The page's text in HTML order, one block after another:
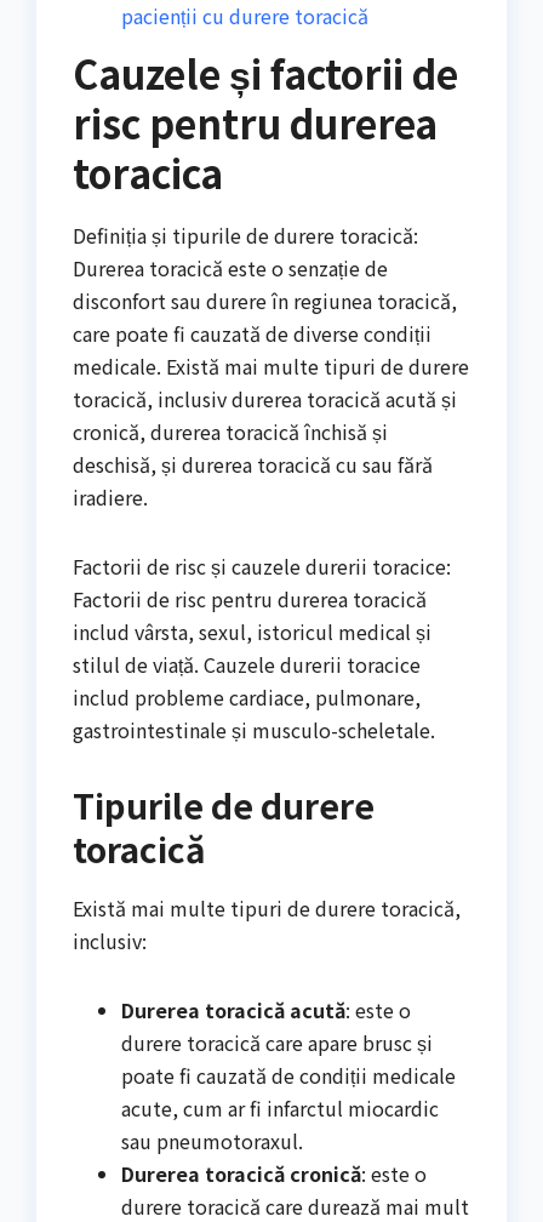
pacienții cu durere toracică
Cauzele și factorii de
risc pentru durerea
toracica
Definiția și tipurile de durere toracică:
Durerea toracică este o senzație de
disconfort sau durere în regiunea toracică,
care poate fi cauzată de diverse condiții
medicale. Există mai multe tipuri de durere
toracică, inclusiv durerea toracică acută și
cronică, durerea toracică închisă și
deschisă, și durerea toracică cu sau fără
iradiere.
Factorii de risc și cauzele durerii toracice:
Factorii de risc pentru durerea toracică
includ vârsta, sexul, istoricul medical și
stilul de viață. Cauzele durerii toracice
includ probleme cardiace, pulmonare,
gastrointestinale și musculo-scheletale.
Tipurile de durere
toracică
Există mai multe tipuri de durere toracică,
inclusiv:
Durerea toracică acută: este o
durere toracică care apare brusc și
poate fi cauzată de condiții medicale
acute, cum ar fi infarctul miocardic
sau pneumotoraxul.
Durerea toracică cronică: este o
durere toracică care durează mai mult